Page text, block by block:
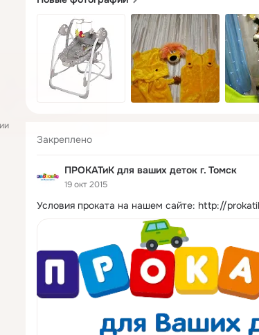
Закреплено
ПРОКАТиК для ваших деток г. Томск
19 окт 2015
Условия проката на нашем сайте: http://